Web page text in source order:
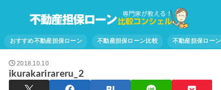
おすすめ不動産担保ローン 不動産担保ローン比較 不動産担保ロー
2018.10.10
ikurakarirareru_2